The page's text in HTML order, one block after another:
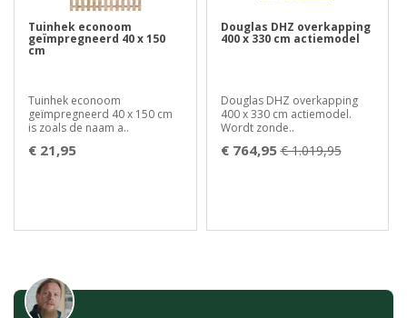
Tuinhek econoom
geïmpregneerd 40 x 150
cm
Tuinhek econoom
geïmpregneerd 40 x 150 cm
is zoals de naam a..
€ 21,95
Douglas DHZ overkapping
400 x 330 cm actiemodel
Douglas DHZ overkapping
400 x 330 cm actiemodel.
Wordt zonde..
€ 764,95 € 1.019,95